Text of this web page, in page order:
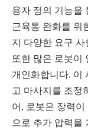
용자 정의 기능을
근육통 완화를 위
지 다양한 요구
또한 많은 로봇이
개인화합니다. 이
고 마사지를 조정
어, 로봇은 장력
으로 추가 압력을